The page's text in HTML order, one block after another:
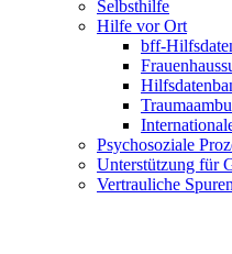
Selbsthilfe
Hilfe vor Ort
bff-
Psychosoziale
Unterstützung für
Vertrauliche